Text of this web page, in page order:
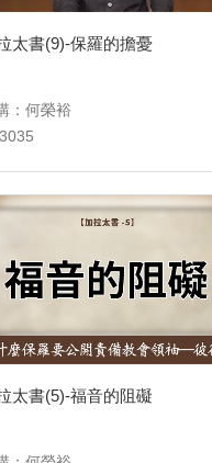
太書(9)-保羅的擔憂
：何榮裕
3035
太書(5)-福音的阻礙